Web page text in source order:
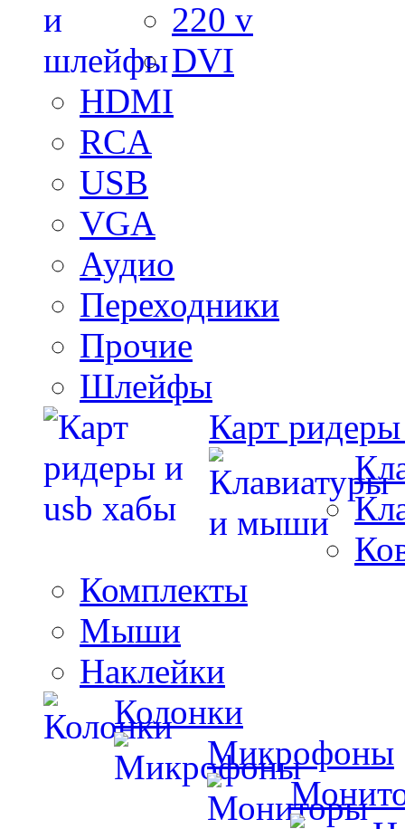
220 v
DVI
HDMI
RCA
USB
VGA
Аудио
Переходники
Прочие
Шлейфы
Карт
Комплекты
Мыши
Наклейки
Колонки
Микрофоны